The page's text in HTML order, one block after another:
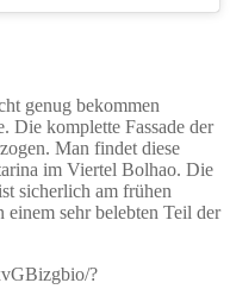
genug bekommen
Die komplette Fassade der
Man findet diese
im Viertel Bolhao. Die
sicherlich am frühen
sehr belebten Teil der
?